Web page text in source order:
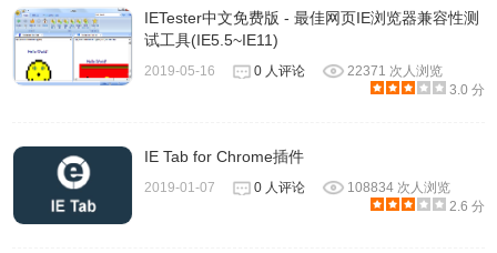
IETester中文免费版 - 最佳网页IE浏览器兼容性测
试工具(IE5.5~IE11)
2019-05-16 0 人评论
22371 次人浏览
3.0 分
IE Tab for Chrome插件
2019-01-07 0 人评论
108834 次人浏览
2.6 分